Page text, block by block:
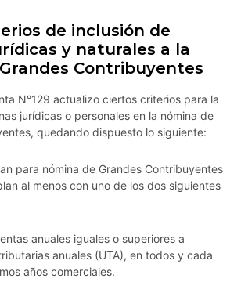
de inclusión de
y naturales a la
Contribuyentes
N°129 actualizo ciertos criterios para la
jurídicas o personales en la nómina de
quedando dispuesto lo siguiente:
para nómina de Grandes Contribuyentes
al menos con uno de los dos siguientes
anuales iguales o superiores a
anuales (UTA), en todos y cada
años comerciales.